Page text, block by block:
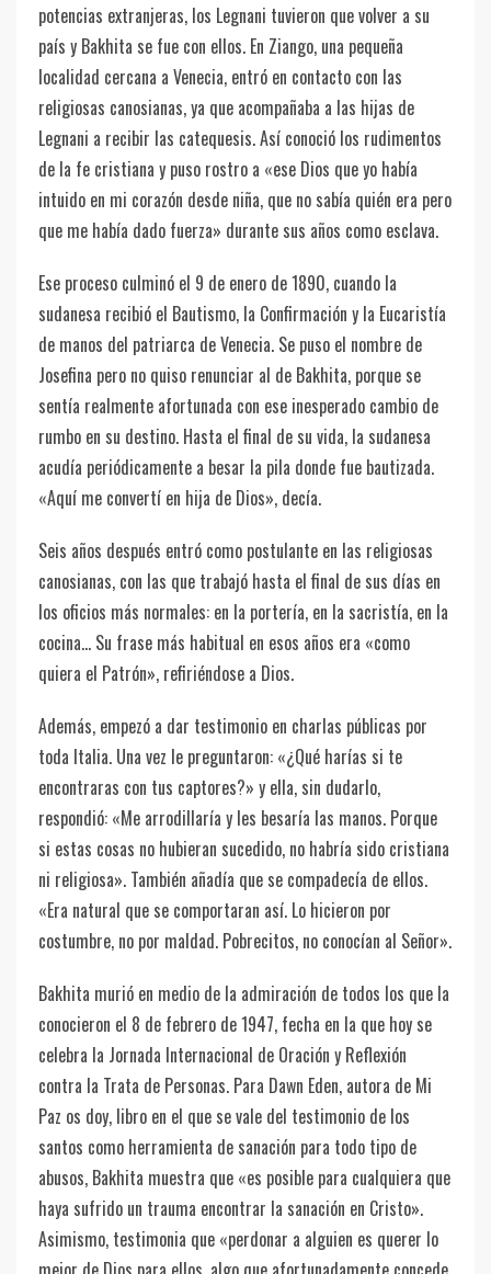
potencias extranjeras, los Legnani tuvieron que volver a su
país y Bakhita se fue con ellos. En Ziango, una pequeña
localidad cercana a Venecia, entró en contacto con las
religiosas canosianas, ya que acompañaba a las hijas de
Legnani a recibir las catequesis. Así conoció los rudimentos
de la fe cristiana y puso rostro a «ese Dios que yo había
intuido en mi corazón desde niña, que no sabía quién era pero
que me había dado fuerza» durante sus años como esclava.
Ese proceso culminó el 9 de enero de 1890, cuando la
sudanesa recibió el Bautismo, la Confirmación y la Eucaristía
de manos del patriarca de Venecia. Se puso el nombre de
Josefina pero no quiso renunciar al de Bakhita, porque se
sentía realmente afortunada con ese inesperado cambio de
rumbo en su destino. Hasta el final de su vida, la sudanesa
acudía periódicamente a besar la pila donde fue bautizada.
«Aquí me convertí en hija de Dios», decía.
Seis años después entró como postulante en las religiosas
canosianas, con las que trabajó hasta el final de sus días en
los oficios más normales: en la portería, en la sacristía, en la
cocina… Su frase más habitual en esos años era «como
quiera el Patrón», refiriéndose a Dios.
Además, empezó a dar testimonio en charlas públicas por
toda Italia. Una vez le preguntaron: «¿Qué harías si te
encontraras con tus captores?» y ella, sin dudarlo,
respondió: «Me arrodillaría y les besaría las manos. Porque
si estas cosas no hubieran sucedido, no habría sido cristiana
ni religiosa». También añadía que se compadecía de ellos.
«Era natural que se comportaran así. Lo hicieron por
costumbre, no por maldad. Pobrecitos, no conocían al Señor».
Bakhita murió en medio de la admiración de todos los que la
conocieron el 8 de febrero de 1947, fecha en la que hoy se
celebra la Jornada Internacional de Oración y Reflexión
contra la Trata de Personas. Para Dawn Eden, autora de Mi
Paz os doy, libro en el que se vale del testimonio de los
santos como herramienta de sanación para todo tipo de
abusos, Bakhita muestra que «es posible para cualquiera que
haya sufrido un trauma encontrar la sanación en Cristo».
Asimismo, testimonia que «perdonar a alguien es querer lo